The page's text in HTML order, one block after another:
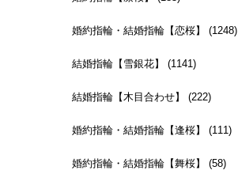
婚約指輪・結婚指輪【恋桜】 (1248)
結婚指輪【雪銀花】 (1141)
結婚指輪【木目合わせ】 (222)
婚約指輪・結婚指輪【逢桜】 (111)
婚約指輪・結婚指輪【舞桜】 (58)